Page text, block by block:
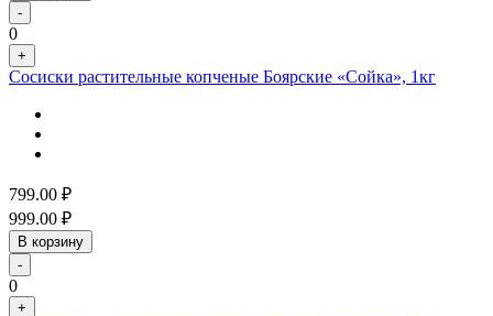
-
0
+
Сосиски растительные копченые Боярские «Сойка», 1кг
799.00 ₽
999.00 ₽
В корзину
-
0
+